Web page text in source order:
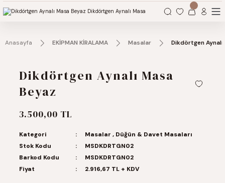
Organizasyonlarınız için tüm ihtiyaçlarınız burada.
Anasayfa EKİPMAN KİRALAMA Masalar Dikdörtgen
Dikdörtgen Aynalı Masa
Beyaz
3.500,00 TL
Kategori Masalar , Düğün & Davet Masaları
Stok Kodu
MSDKDRTGN02
Barkod Kodu
MSDKDRTGN02
Fiyat
2.916,67 TL + KDV